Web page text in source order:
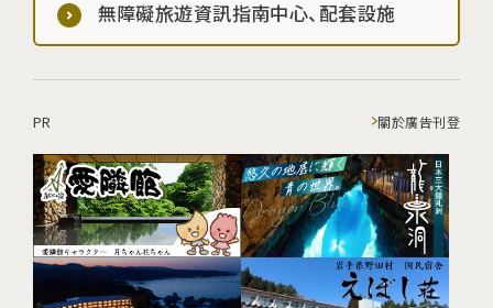
無障礙旅遊資訊指南中心、配套設施
PR 關於廣告刊登